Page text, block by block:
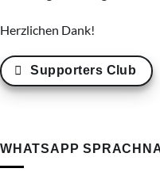
Herzlichen Dank!
Supporters Club
WHATSAPP